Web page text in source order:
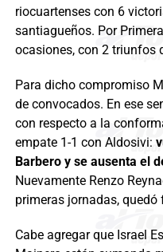
riocuartenses con 6
santiagueños. Por
ocasiones, con 2 triunfos
Para dicho compromiso
de convocados. En ese
con respecto a la
empate 1-1 con Aldosivi:
Barbero y se ausenta el
Nuevamente Renzo
primeras jornadas,
Cabe agregar que Israel